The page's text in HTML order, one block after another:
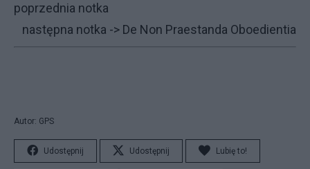
poprzednia notka
następna notka -> De Non Praestanda Oboedientia
Autor: GPS
Udostępnij Udostępnij Lubię to!